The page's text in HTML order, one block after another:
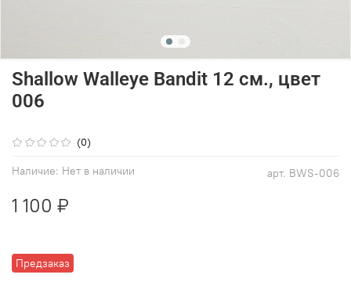
(0)
арт. BWS-006
Наличие: Нет в наличии
Предзаказ
Shallow Walleye Bandit 12 см., цвет
006
1 100 ₽